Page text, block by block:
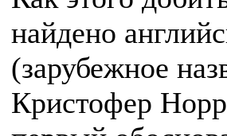
найдено
(зарубежное
Кристофер